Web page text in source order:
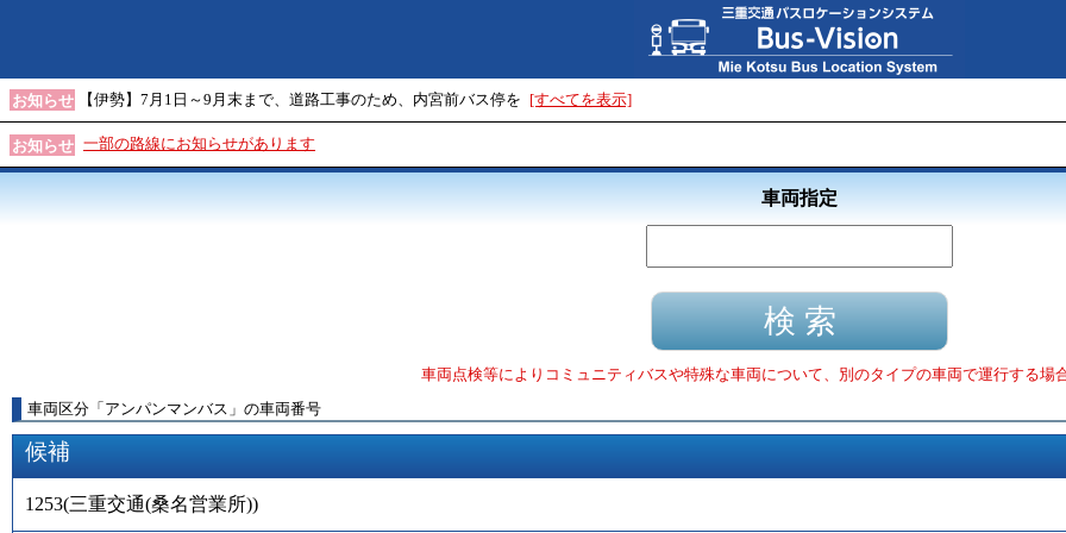
お知らせ 【伊勢】7月1日～9月末まで、道路工事のため、内宮前バス停を [すべてを表示]
お知らせ 一部の路線にお知らせがあります
車両指定
車両点検等によりコミュニティバスや特殊な車両について、別のタイプの車両で運行する場
車両区分 「 アンパンマンバス 」 の車両番号
候補
1253(三重交通(桑名営業所))